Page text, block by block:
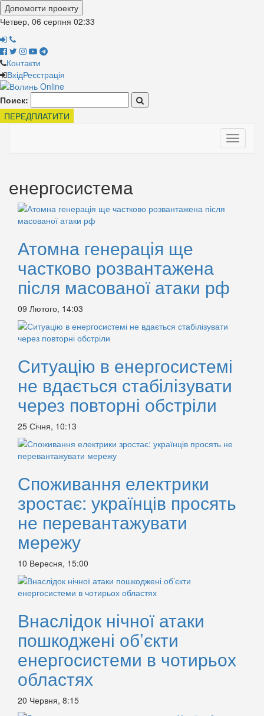
Допомогти проекту
Четвер, 06 серпня 02:33
Контакти
ВхідРеєстрація
Поиск:
ПЕРЕДПЛАТИТИ
Toggle
енергосистема
Атомна генерація ще
частково розвантажена
після масованої атаки рф
09 Лютого, 14:03
Ситуацію в енергосистемі
не вдається стабілізувати
через повторні обстріли
25 Січня, 10:13
Споживання електрики
зростає: українців просять
не перевантажувати
мережу
10 Вересня, 15:00
Внаслідок нічної атаки
пошкоджені об’єкти
енергосистеми в чотирьох
областях
20 Червня, 8:15